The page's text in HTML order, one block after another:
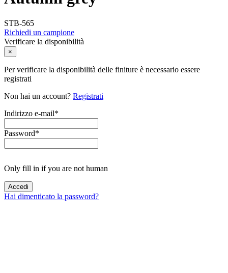
STB-565
Richiedi un campione
Verificare la disponibilità
×
Per verificare la disponibilità delle finiture è necessario essere
registrati
Non hai un account? Registrati
Indirizzo e-mail*
Password*
Only fill in if you are not human
Hai dimenticato la password?